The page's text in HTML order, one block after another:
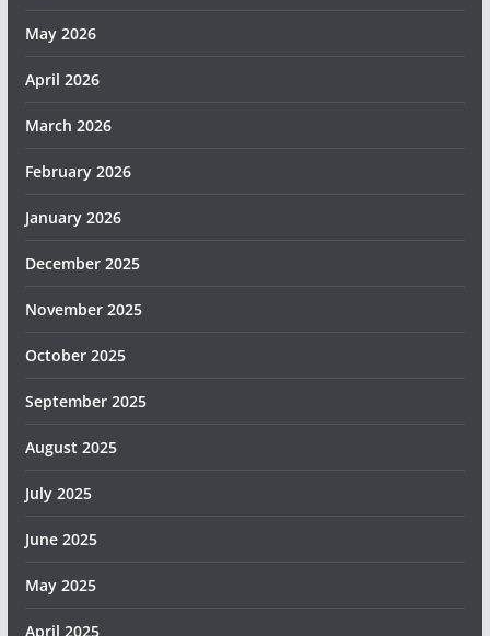
May 2026
April 2026
March 2026
February 2026
January 2026
December 2025
November 2025
October 2025
September 2025
August 2025
July 2025
June 2025
May 2025
April 2025